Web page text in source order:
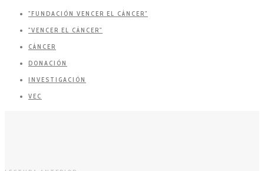
"FUNDACIÓN VENCER EL CÁNCER"
"VENCER EL CÁNCER"
CÁNCER
DONACIÓN
INVESTIGACIÓN
VEC